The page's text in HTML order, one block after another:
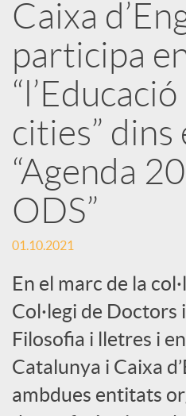
a
r
x
e
s
S
o
c
Caixa
participa
cities” dins
“Agenda
ODS”
01.10.2021
En el marc de la
Col·legi de Doctors
Filosofia i lletres i
Catalunya i Caixa
ambdues entitats